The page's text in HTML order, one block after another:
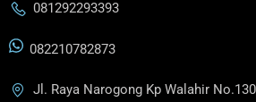
081292293393
082210782873
Jl. Raya Narogong Kp Walahir